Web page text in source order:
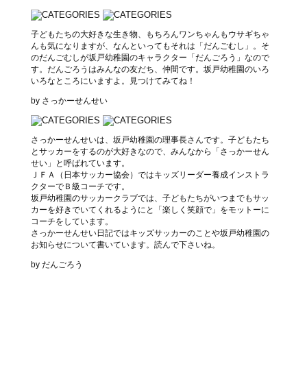
子どもたちの大好きな生き物、もちろんワンちゃんもウサギちゃ
んも気になりますが、なんといってもそれは「だんごむし」。そ
のだんごむしが坂戸幼稚園のキャラクター「だんごろう」なので
す。だんごろうはみんなの友だち、仲間です。坂戸幼稚園のいろ
いろなところにいますよ。見つけてみてね！
by さっかーせんせい
さっかーせんせいは、坂戸幼稚園の理事長さんです。子どもたち
とサッカーをするのが大好きなので、みんなから「さっかーせん
せい」と呼ばれています。
ＪＦＡ（日本サッカー協会）ではキッズリーダー養成インストラ
クターでＢ級コーチです。
坂戸幼稚園のサッカークラブでは、子どもたちがいつまでもサッ
カーを好きでいてくれるようにと「楽しく笑顔で」をモットーに
コーチをしています。
さっかーせんせい日記ではキッズサッカーのことや坂戸幼稚園の
お知らせについて書いています。読んで下さいね。
by だんごろう